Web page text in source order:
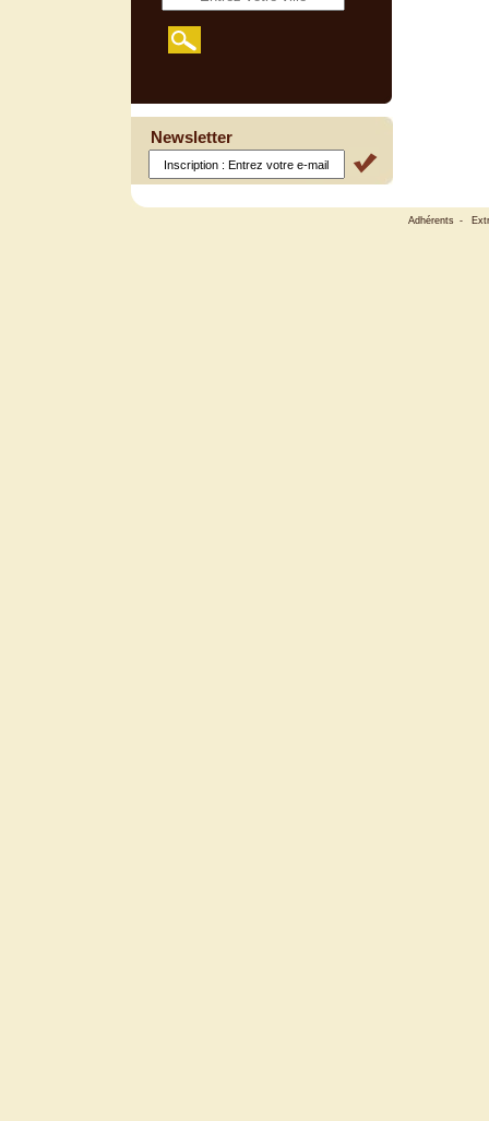
Newsletter
Adhérents -